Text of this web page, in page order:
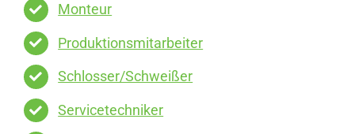
Monteur
Produktionsmitarbeiter
Schlosser/Schweißer
Servicetechniker